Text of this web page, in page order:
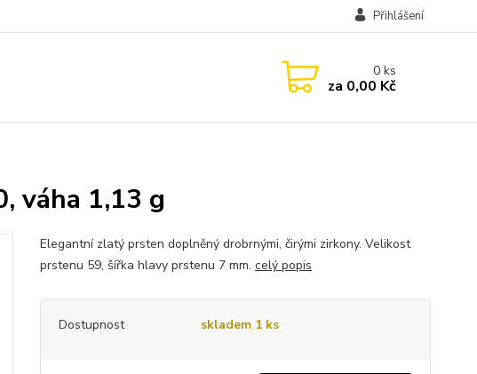
Přihlášení
0ks
za 0,00 Kč
váha 1,13 g
Elegantní zlatý prsten doplněný drobrnými, čirými zirkony. Velikost
prstenu 59, šířka hlavy prstenu 7 mm. celý popis
Dostupnost skladem 1 ks